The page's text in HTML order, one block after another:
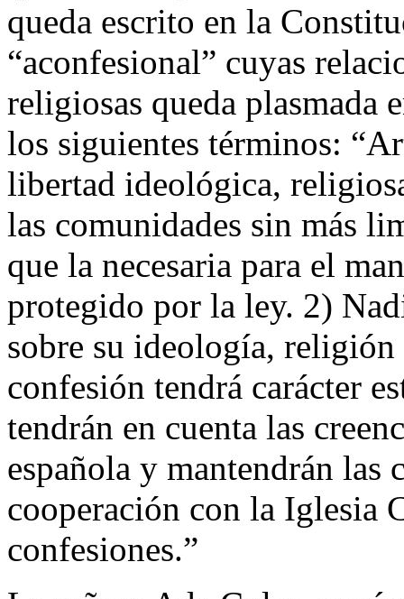
queda escrito en la
“aconfesional” cuyas
religiosas queda plasmada
los siguientes términos:
libertad ideológica,
las comunidades sin más
que la necesaria para el
protegido por la ley. 2)
sobre su ideología,
confesión tendrá carácter
tendrán en cuenta las
española y mantendrán las
cooperación con la Iglesia
confesiones.”